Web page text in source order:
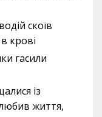
скоїв
крові
гасили
із
життя,